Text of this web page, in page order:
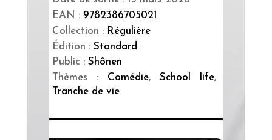
EAN : 9782386705021
Collection : Régulière
Édition :Standard
Public :Shônen
Thèmes : Comédie,School life,
Tranche de vie